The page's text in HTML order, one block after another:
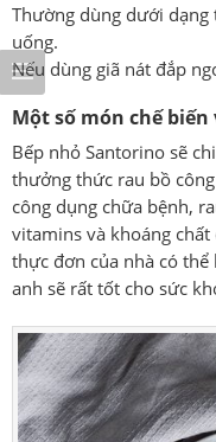
Thường dùng dưới dạng
uống.
Nếu dùng giã nát đắp
Một số món chế
Bếp nhỏ Santorino sẽ
thưởng thức rau bồ
công dụng chữa bệnh,
vitamins và khoáng chất
thực đơn của nhà có
anh sẽ rất tốt cho sức